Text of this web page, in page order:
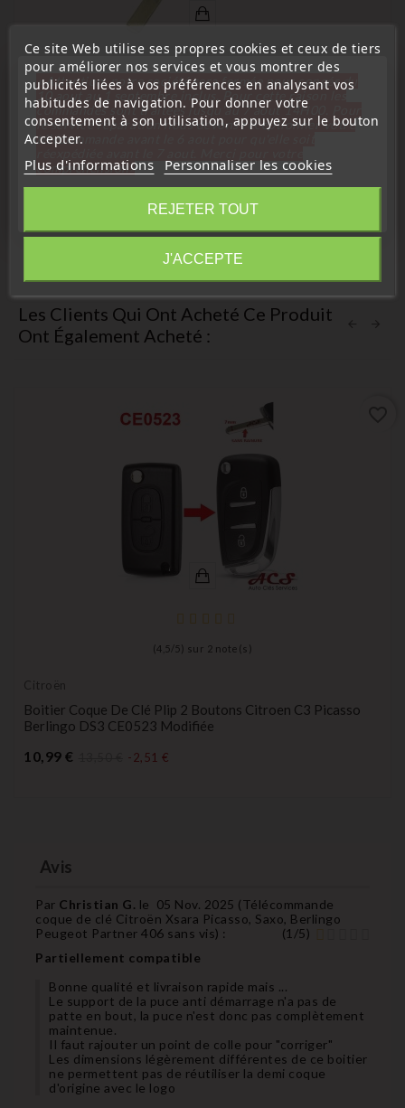
(4,8/5) sur4 note(s)
Toyota
Télécommande Coque De Clé Plip Toyota 2 Boutons Aygo
108 C1 Yaris
Prix
Les Clients Qui Ont Acheté Ce Produit
Ont Également Acheté :
(4,5 / 5) sur 2 note(s)
Citroën
Boitier Coque De Clé Plip 2 Boutons Citroen C3 Picasso
Berlingo DS3 CE0523 Modifiée
10,99 € -2,51 €
Avis
Par Christian G. le 05 Nov. 2025 (Télécommande
coque de clé Citroën Xsara Picasso, Saxo, Berlingo
Peugeot Partner 406 sans vis) : (1 /5)
Partiellement compatible
Bonne qualité et livraison rapide mais ...
Le support de la puce anti démarrage n'a pas de
patte en bout, la puce n'est donc pas complètement
maintenue.
Il faut rajouter un point de colle pour "corriger"
Les dimensions légèrement différentes de ce boitier
ne permettent pas de réutiliser la demi coque
d'origine avec le logo
Ce site Web utilise ses propres cookies et ceux de tiers
pour améliorer nos services et vous montrer des
publicités liées à vos préférences en analysant vos
habitudes de navigation. Pour donner votre
consentement à son utilisation, appuyez sur le bouton
Accepter.
Plus d'informations Personnaliser les cookies
REJETER TOUT
J'ACCEPTE
« Attention, notre société sera fermée pour congés du
10 aout au 1 septembre inclus. Pour cette raison les
commandes sont traitées jusqu'au 7 aout 14H00. Pour
le service réparation nous devons réceptionner votre
télécommande avant le 6 aout pour qu'elle soit
compréhension»
Fermer
Information